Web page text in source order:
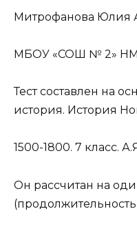
Митрофанова Юлия
МБОУ «СОШ № 2»
Тест составлен на
история. История
1500-1800. 7 класс.
Он рассчитан на